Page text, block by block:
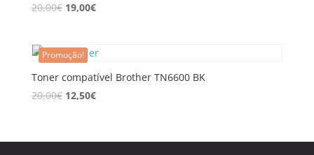
20,00€ 19,00€
Promoção!
Toner compatível Brother TN6600 BK
20,00€ 12,50€